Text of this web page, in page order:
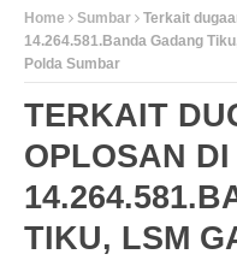
Home Sumbar
Terkait
14.264.581.Banda Gadang
Polda Sumbar
TERKAIT
OPLOSAN
TIKU, LSM